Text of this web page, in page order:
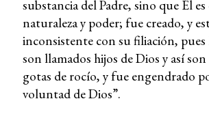
substancia del Padre, sino que Él
naturaleza y poder; fue creado, y
inconsistente con su filiación, pues
son llamados hijos de Dios y así son
gotas de rocío, y fue engendrado
voluntad de Dios”.